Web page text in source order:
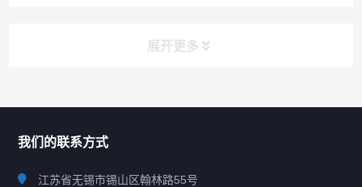
展开更多
我们的联系方式
江苏省无锡市锡山区翰林路55号